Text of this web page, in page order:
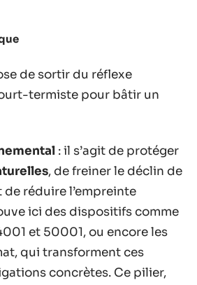
de sortir du réflexe
termiste pour bâtir un
: il s’agit de protéger
, de freiner le déclin de
de réduire l’empreinte
ici des dispositifs comme
et 50001, ou encore les
qui transforment ces
concrètes. Ce pilier,